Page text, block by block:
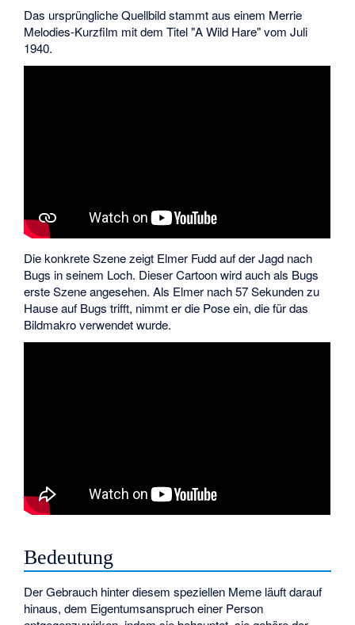
Das ursprüngliche Quellbild stammt aus einem Merrie
Melodies-Kurzfilm mit dem Titel "A Wild Hare" vom Juli
1940.
Die konkrete Szene zeigt Elmer Fudd auf der Jagd nach
Bugs in seinem Loch. Dieser Cartoon wird auch als Bugs
erste Szene angesehen. Als Elmer nach 57 Sekunden zu
Hause auf Bugs trifft, nimmt er die Pose ein, die für das
Bildmakro verwendet wurde.
Bedeutung
Der Gebrauch hinter diesem speziellen Meme läuft darauf
hinaus, dem Eigentumsanspruch einer Person